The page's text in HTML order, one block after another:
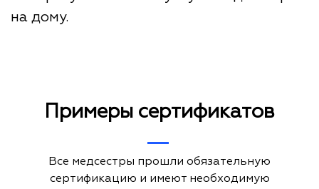
на дому.
Примеры сертификатов
Все медсестры прошли обязательную
сертификацию и имеют необходимую